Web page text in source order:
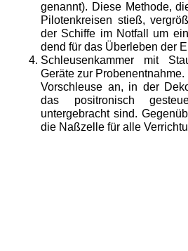
genannt). Diese Methode,
Pilotenkreisen stieß,
der Schiffe im Notfall um
dend für das Überleben der
Schleusenkammer mit
Geräte zur
Vorschleu­se an, in der
das positronisch
untergebracht sind.
die Naßzelle für alle